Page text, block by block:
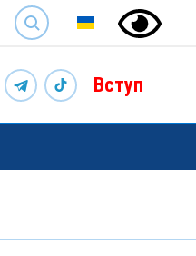
SEARCH
Вступ